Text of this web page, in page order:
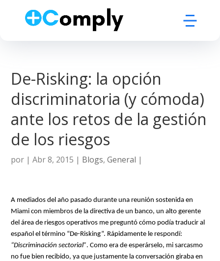
De-Risking: la opción
discriminatoria (y cómoda)
ante los retos de la gestión
de los riesgos
por |Abr 8, 2015 | Blogs,General |
A mediados del año pasado durante una reunión sostenida en
Miami con miembros de la directiva de un banco, un alto gerente
del área de riesgos operativos me preguntó cómo podía traducir al
español el término “De-Risking”. Rápidamente le respondí:
“Discriminación sectorial”. Como era de esperárselo, mi sarcasmo
no fue bien recibido, ya que justamente la conversación giraba en